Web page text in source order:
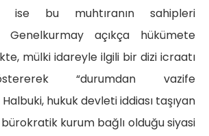
ise bu muhtıranın sahipleri
Genelkurmay açıkça hükümete
mülki idareyle ilgili bir dizi icraatı
“durumdan vazife
hukuk devleti iddiası taşıyan
kurum bağlı olduğu siyasi